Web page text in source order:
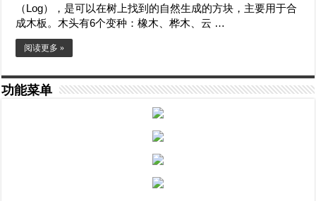
（Log），是可以在树上找到的自然生成的方块，主要用于合
成木板。木头有6个变种：橡木、桦木、云 …
阅读更多 »
功能菜单